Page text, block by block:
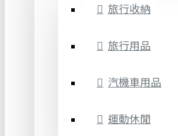
旅行收納
旅行用品
汽機車用品
運動休閒